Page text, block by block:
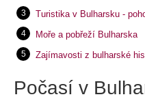
Turistika v Bulharsku -
Moře a pobřeží Bulharska
Zajímavosti z bulharské
Počasí v